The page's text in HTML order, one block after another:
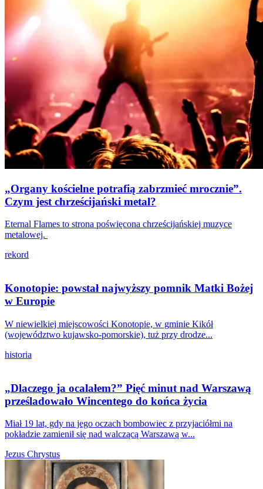
„Organy kościelne potrafią zabrzmieć mrocznie”.
Czym jest chrześcijański metal?
Eternal Flames to strona poświęcona chrześcijańskiej muzyce
metalowej.
rekord
Konotopie: powstał najwyższy pomnik Matki Bożej
w Europie
W niewielkiej miejscowości Konotopie, w gminie Kikół
(województwo kujawsko-pomorskie), tuż przy drodze...
historia
„Dlaczego ja ocalałem?” Pięć minut nad Warszawą
prześladowało Wincentego do końca życia
Miał 19 lat, gdy na jego oczach bombowiec z przyjaciółmi na
pokładzie zamienił się nad walczącą Warszawą w...
Jezus Chrystus